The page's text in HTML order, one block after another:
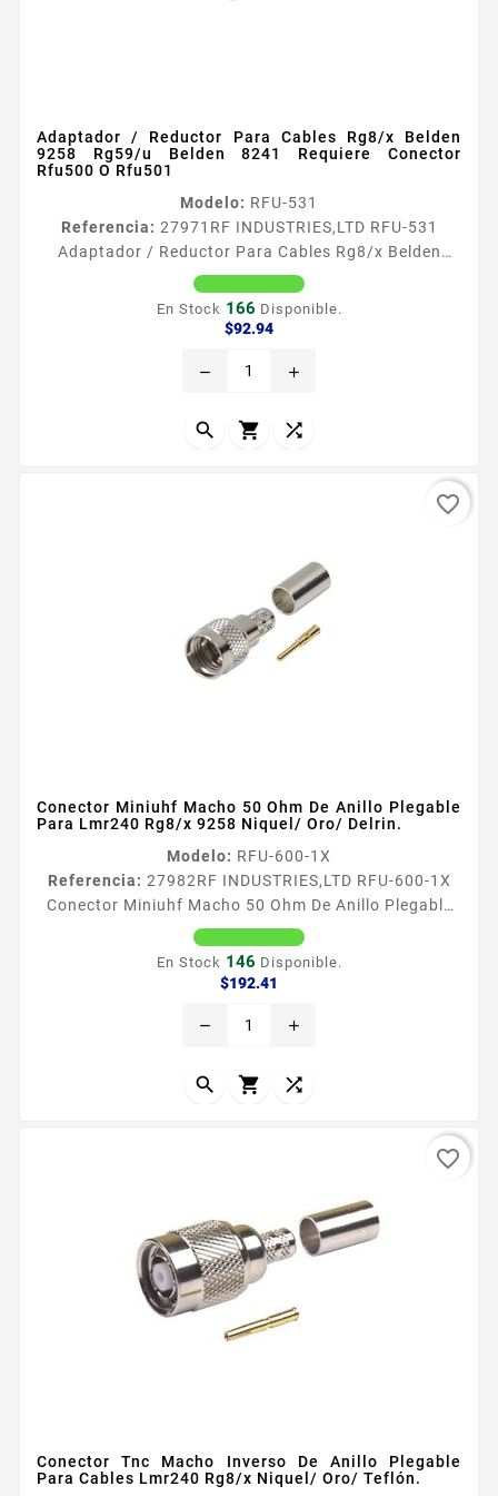
Adaptador / Reductor Para Cables Rg8/x Belden
9258 Rg59/u Belden 8241 Requiere Conector
Rfu500 O Rfu501
Modelo: RFU-531
Referencia: 27971 RF INDUSTRIES,LTD RFU-531
Adaptador / Reductor Para Cables Rg8/x Belden
9258 Rg59/u Belden 8241 Requiere Conector Rfu500
O Rfu501 Tipo de Conector Adaptador Reductor
Especial para Cable RG8X BELDEN 9258 RG59U
Modo de Ensamble Roscable Cuerpo Niacutequel
En Stock 166 Disponible.
$92.94Precio
remove add
  
Conector Miniuhf Macho 50 Ohm De Anillo Plegable
Para Lmr240 Rg8/x 9258 Niquel/ Oro/ Delrin.
Modelo: RFU-600-1X
Referencia: 27982RF INDUSTRIES,LTD RFU-600-1X
Conector Miniuhf Macho 50 Ohm De Anillo Plegable
Conector MiniUHF Macho de Anillo Plegable para
RG8X LMR240​ Tipo de Conector MiniUHF Macho
Modo de Ensamble Anillo plegable Cuerpo de Bronce
Dieleacutectrico Delrin
En Stock 146 Disponible.
$192.41
remove add
  
favorite_border
Conector Tnc Macho Inverso De Anillo Plegable
Para Cables Lmr240 Rg8/x Niquel/ Oro/ Teflón.
favorite_border